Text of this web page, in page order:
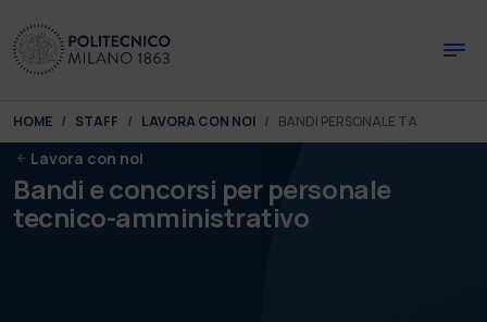
You are here:
HOME STAFF LAVORA CON NOI BANDI PERSONALE TA
Lavora con noi
Bandi e concorsi per personale
tecnico-amministrativo